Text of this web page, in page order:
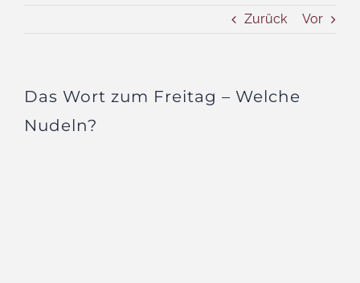
Zurück Vor
Das Wort zum Freitag – Welche
Nudeln?